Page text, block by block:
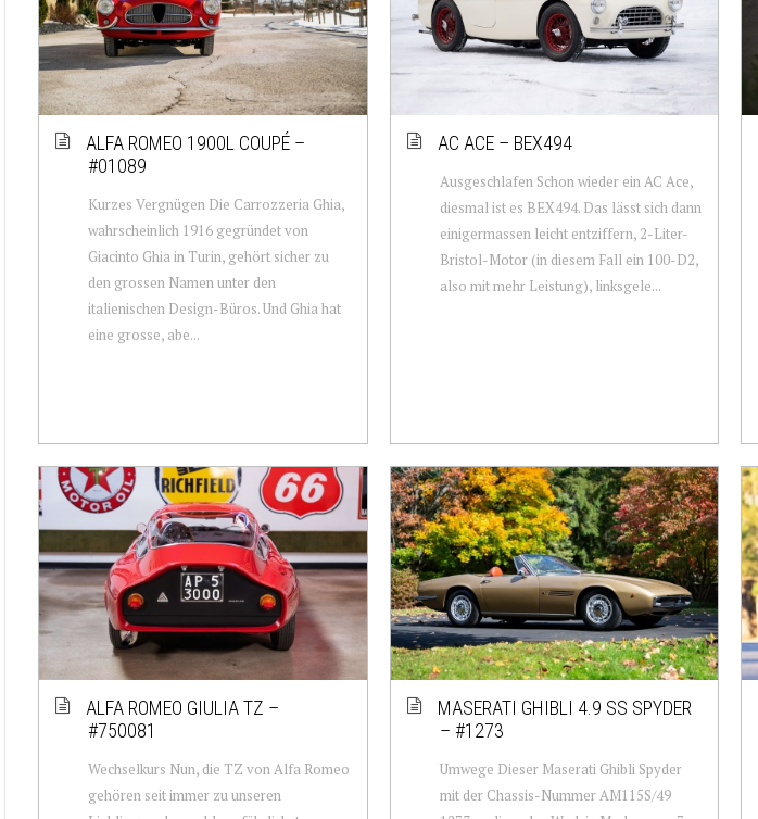
ALFA ROMEO 1900L COUPÉ –
#01089
Kurzes Vergnügen Die Carrozzeria Ghia,
wahrscheinlich 1916 gegründet von
Giacinto Ghia in Turin, gehört sicher zu
den grossen Namen unter den
italienischen Design-Büros. Und Ghia hat
eine grosse, abe...
AC ACE – BEX494
Ausgeschlafen Schon wieder ein AC Ace,
diesmal ist es BEX494. Das lässt sich dann
einigermassen leicht entziffern, 2-Liter-
Bristol-Motor (in diesem Fall ein 100-D2,
also mit mehr Leistung), linksgele...
ALFA ROMEO GIULIA TZ –
#750081
Wechselkurs Nun, die TZ von Alfa Romeo
gehören seit immer zu unseren
MASERATI GHIBLI 4.9 SS SPYDER
– #1273
Umwege Dieser Maserati Ghibli Spyder
mit der Chassis-Nummer AM115S/49